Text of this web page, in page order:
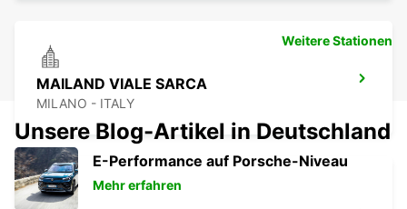
MAILAND VIALE SARCA
MILANO - ITALY
Weitere Stationen
Unsere Blog-Artikel in Deutschland
E-Performance auf Porsche-Niveau
Mehr erfahren